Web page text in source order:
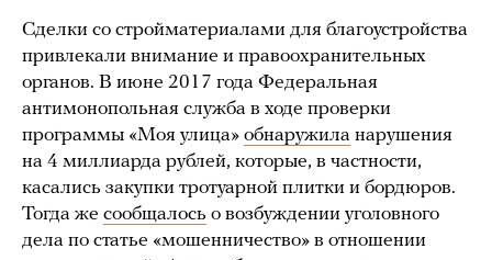
Сделки со стройматериалами для благоустройства
привлекали внимание и правоохранительных
органов. В июне 2017 года Федеральная
антимонопольная служба в ходе проверки
программы «Моя улица» обнаружила нарушения
на 4 миллиарда рублей, которые, в частности,
касались закупки тротуарной плитки и бордюров.
Тогда же сообщалось о возбуждении уголовного
дела по статье «мошенничество» в отношении